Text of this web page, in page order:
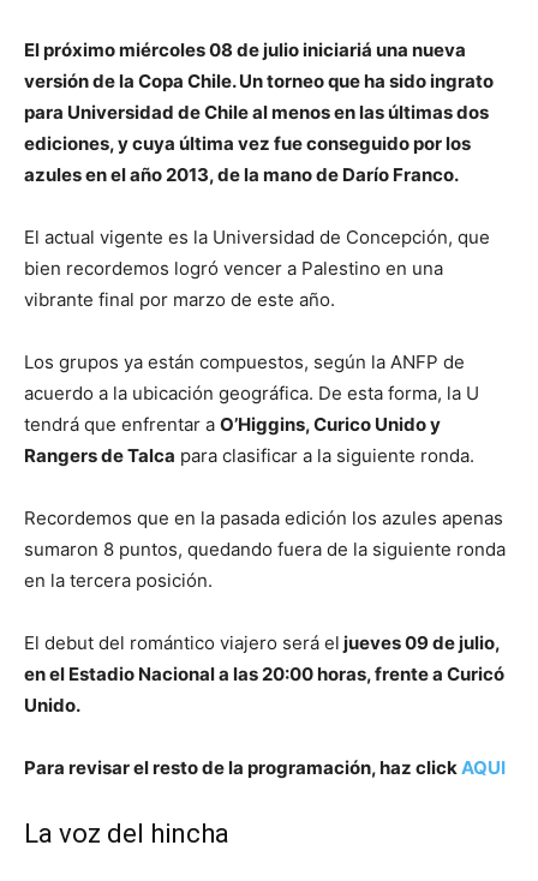
El próximo miércoles 08 de julio iniciariá una nueva
versión de la Copa Chile. Un torneo que ha sido ingrato
para Universidad de Chile al menos en las últimas dos
ediciones, y cuya última vez fue conseguido por los
azules en el año 2013, de la mano de Darío Franco.
El actual vigente es la Universidad de Concepción, que
bien recordemos logró vencer a Palestino en una
vibrante final por marzo de este año.
Los grupos ya están compuestos, según la ANFP de
acuerdo a la ubicación geográfica. De esta forma, la U
tendrá que enfrentar a O’Higgins, Curico Unido y
Rangers de Talca para clasificar a la siguiente ronda.
Recordemos que en la pasada edición los azules apenas
sumaron 8 puntos, quedando fuera de la siguiente ronda
en la tercera posición.
El debut del romántico viajero será el jueves 09 de julio,
en el Estadio Nacional a las 20:00 horas, frente a Curicó
Unido.
Para revisar el resto de la programación, haz clickAQUI
La voz del hincha